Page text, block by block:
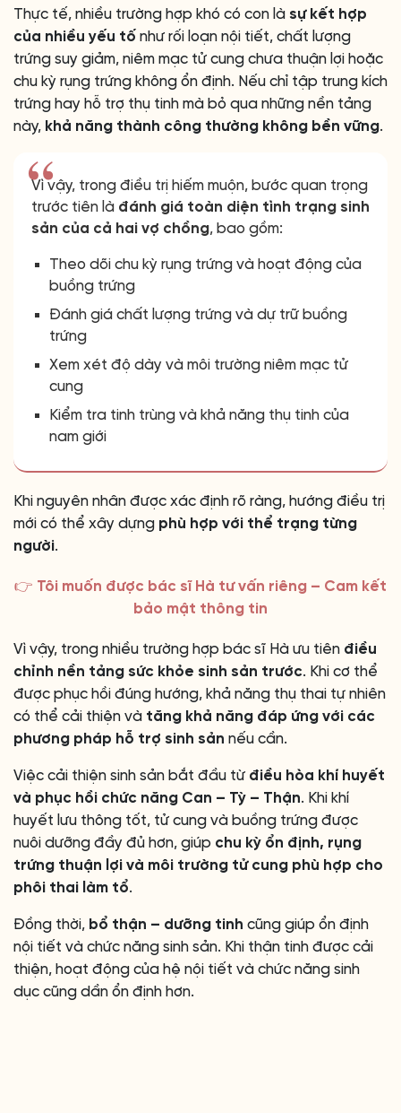
Thực tế, nhiều trường hợp khó có con là sự kết hợp
của nhiều yếu tố như rối loạn nội tiết, chất lượng
trứng suy giảm, niêm mạc tử cung chưa thuận lợi hoặc
chu kỳ rụng trứng không ổn định. Nếu chỉ tập trung kích
trứng hay hỗ trợ thụ tinh mà bỏ qua những nền tảng
này, khả năng thành công thường không bền vững.
Vì vậy, trong điều trị hiếm muộn, bước quan trọng
trước tiên là đánh giá toàn diện tình trạng sinh
sản của cả hai vợ chồng, bao gồm:
Theo dõi chu kỳ rụng trứng và hoạt động của
buồng trứng
Đánh giá chất lượng trứng và dự trữ buồng
trứng
Xem xét độ dày và môi trường niêm mạc tử
cung
Kiểm tra tinh trùng và khả năng thụ tinh của
nam giới
Khi nguyên nhân được xác định rõ ràng, hướng điều trị
mới có thể xây dựng phù hợp với thể trạng từng
người.
👉 Tôi muốn được bác sĩ Hà tư vấn riêng – Cam kết
bảo mật thông tin
Vì vậy, trong nhiều trường hợp bác sĩ Hà ưu tiên điều
chỉnh nền tảng sức khỏe sinh sản trước. Khi cơ thể
được phục hồi đúng hướng, khả năng thụ thai tự nhiên
có thể cải thiện và tăng khả năng đáp ứng với các
phương pháp hỗ trợ sinh sản nếu cần.
Việc cải thiện sinh sản bắt đầu từ điều hòa khí huyết
và phục hồi chức năng Can – Tỳ – Thận. Khi khí
huyết lưu thông tốt, tử cung và buồng trứng được
nuôi dưỡng đầy đủ hơn, giúp chu kỳ ổn định, rụng
trứng thuận lợi và môi trường tử cung phù hợp cho
phôi thai làm tổ.
Đồng thời, bổ thận – dưỡng tinh cũng giúp ổn định
nội tiết và chức năng sinh sản. Khi thận tinh được cải
thiện, hoạt động của hệ nội tiết và chức năng sinh
dục cũng dần ổn định hơn.